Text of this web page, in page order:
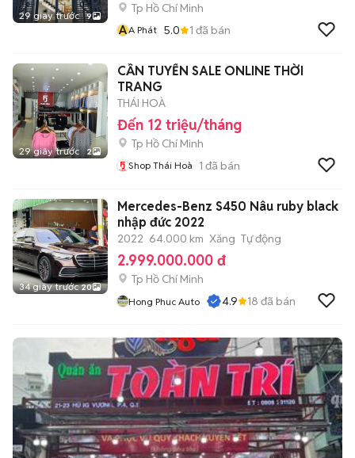
29 giây trước 9
Tp Hồ Chí Minh
AA Phát 5.0 1 đã bán
29 giây trước 2
CẦN TUYỂN SALE ONLINE THỜI
TRANG
THÁI HOÀ
Đến 12 triệu/tháng
Tp Hồ Chí Minh
Shop Thái Hoà 1 đã bán
34 giây trước 20
Mercedes-Benz S450 Nâu ruby black
nhập đức 2022
2022 64.000 km Xăng Tự động
2.999.000.000 đ
Tp Hồ Chí Minh
Hong Phuc Auto 4.9 18 đã bán